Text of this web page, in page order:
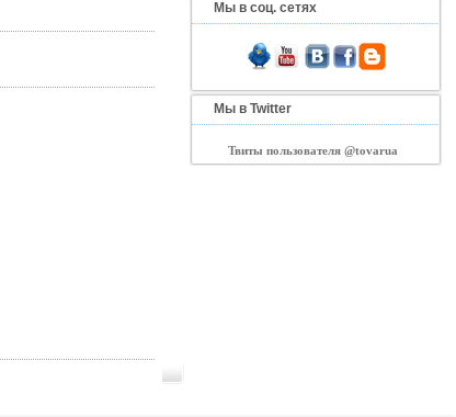
Мы в соц. сетях
Мы в Twitter
Твиты пользователя @tovarua